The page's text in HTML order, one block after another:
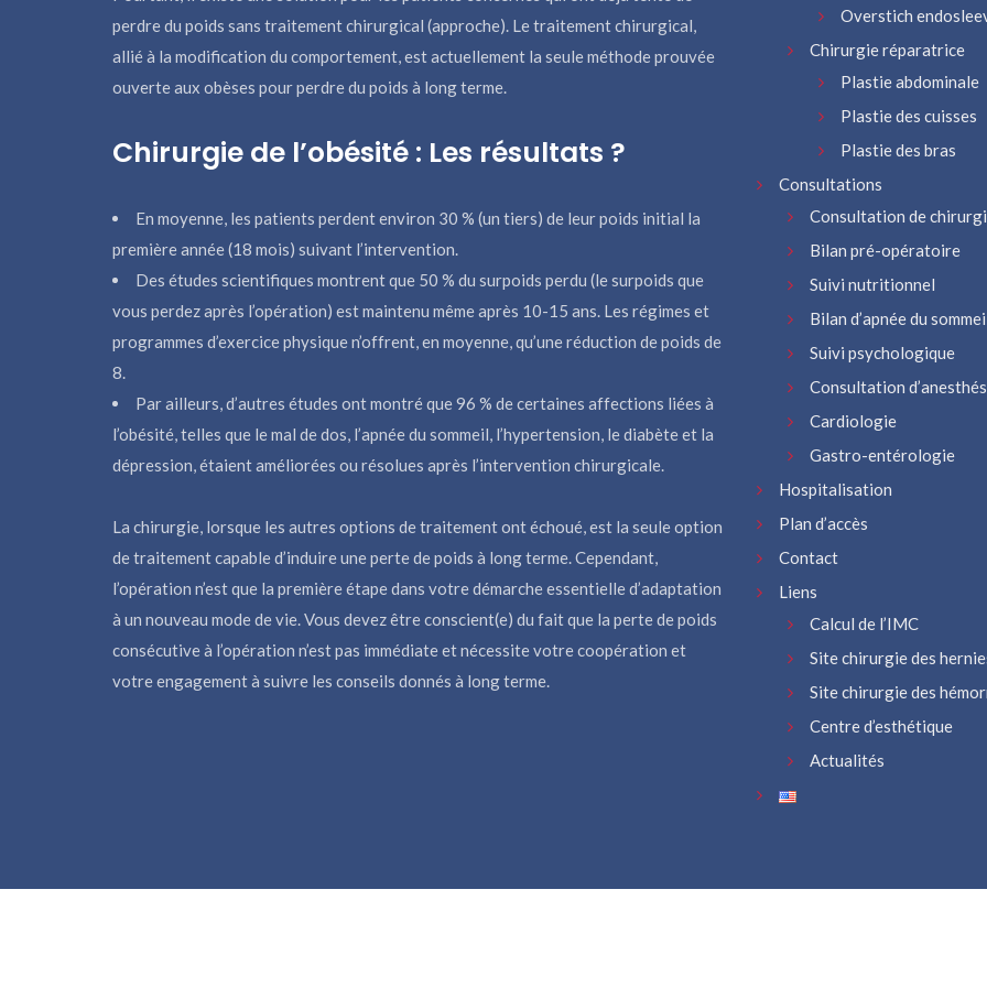
perdre du poids sans traitement chirurgical (approche). Le traitement chirurgical,
allié à la modification du comportement, est actuellement la seule méthode prouvée
ouverte aux obèses pour perdre du poids à long terme.
Chirurgie de l’obésité : Les résultats ?
En moyenne, les patients perdent environ 30 % (un tiers) de leur poids initial la
première année (18 mois) suivant l’intervention.
Des études scientifiques montrent que 50 % du surpoids perdu (le surpoids que
vous perdez après l’opération) est maintenu même après 10-15 ans. Les régimes et
programmes d’exercice physique n’offrent, en moyenne, qu’une réduction de poids de
8.
Par ailleurs, d’autres études ont montré que 96 % de certaines affections liées à
l’obésité, telles que le mal de dos, l’apnée du sommeil, l’hypertension, le diabète et la
dépression, étaient améliorées ou résolues après l’intervention chirurgicale.
La chirurgie, lorsque les autres options de traitement ont échoué, est la seule option
de traitement capable d’induire une perte de poids à long terme. Cependant,
l’opération n’est que la première étape dans votre démarche essentielle d’adaptation
à un nouveau mode de vie. Vous devez être conscient(e) du fait que la perte de poids
consécutive à l’opération n’est pas immédiate et nécessite votre coopération et
votre engagement à suivre les conseils donnés à long terme.
Overstich
Chirurgie réparatrice
Plastie abdominale
Plastie des cuisses
Plastie des bras
Consultations
Consultation de
Bilan pré-opératoire
Suivi nutritionnel
Bilan d’apnée du
Suivi psychologique
Consultation
Cardiologie
Gastro-entérologie
Hospitalisation
Plan d’accès
Contact
Liens
Calcul de l’IMC
Site chirurgie des
Site chirurgie des
Centre d’esthétique
Actualités